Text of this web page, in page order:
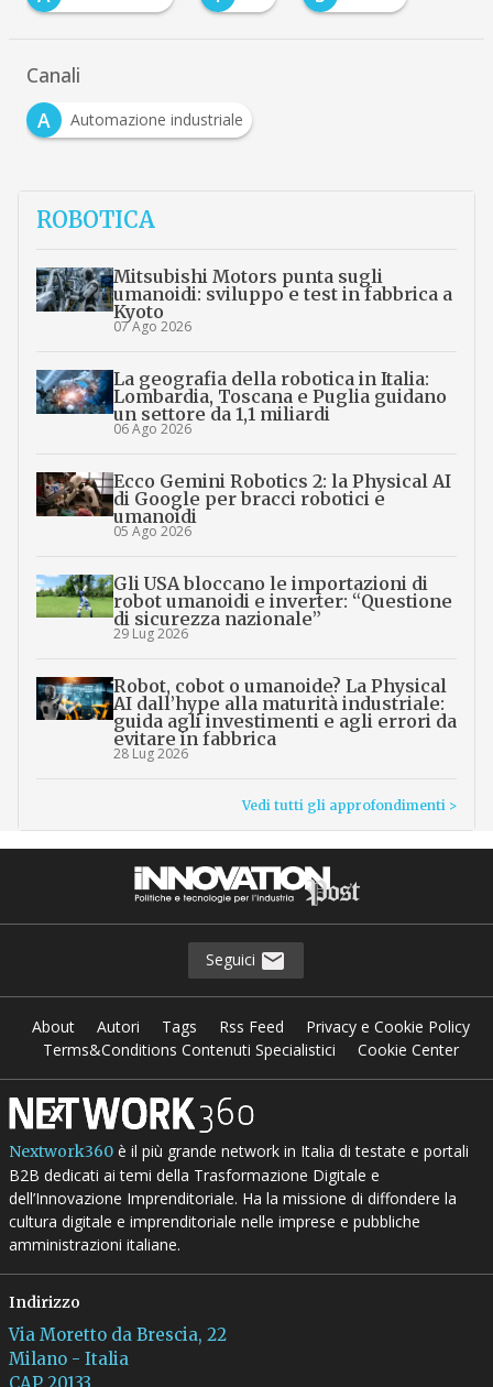
Canali
A
Automazione industriale
ROBOTICA
Mitsubishi Motors punta sugli
umanoidi: sviluppo e test in fabbrica a
Kyoto
07 Ago 2026
La geografia della robotica in Italia:
Lombardia, Toscana e Puglia guidano
un settore da 1,1 miliardi
06 Ago 2026
Ecco Gemini Robotics 2: la Physical AI
di Google per bracci robotici e
umanoidi
05 Ago 2026
Gli USA bloccano le importazioni di
robot umanoidi e inverter: “Questione
di sicurezza nazionale”
29 Lug 2026
Robot, cobot o umanoide? La Physical
AI dall’hype alla maturità industriale:
guida agli investimenti e agli errori da
evitare in fabbrica
28 Lug 2026
Vedi tutti gli approfondimenti >
Seguici
About Autori Tags Rss Feed
Privacy e Cookie Policy
Terms&Conditions Contenuti Specialistici
Cookie Center
Nextwork360è il più grande network in Italia di testate e portali
B2B dedicati ai temi della Trasformazione Digitale e
dell’Innovazione Imprenditoriale. Ha la missione di diffondere la
cultura digitale e imprenditoriale nelle imprese e pubbliche
amministrazioni italiane.
Indirizzo
Via Moretto da Brescia, 22
Milano - Italia